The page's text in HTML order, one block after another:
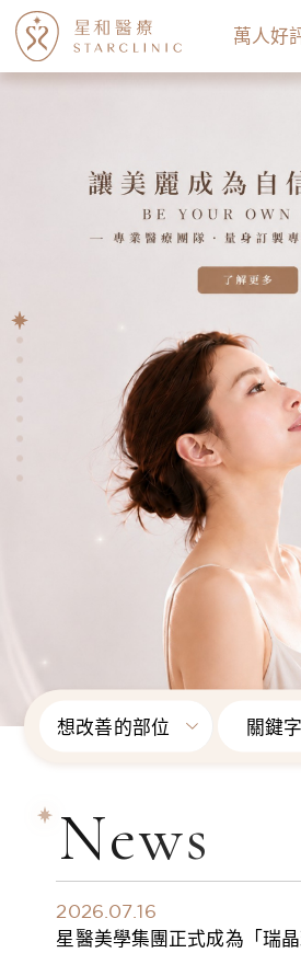
萬人好
想改善的部位 關鍵
News
2026.07.16
星醫美學集團正式成為「瑞